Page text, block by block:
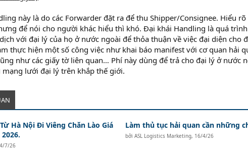
này là do các Forwarder đặt ra để thu Shipper/Consignee. Hiểu
để nói cho người khác hiểu thì khó. Đại khái Handling là quá
với đại lý của họ ở nước ngoài để thỏa thuận về việc đại diện cho
thực hiện một số công việc như khai báo manifest với cơ quan hải
như các giấy tờ liên quan… Phí này dùng để trả cho đại lý ở nước
lưới đại lý trên khắp thế giới.
Hà Nội Đi Viêng Chăn Lào Giá
7/26
Làm thủ tục hải quan cần những
bởi ASL Logistics Marketing, 16/4/26